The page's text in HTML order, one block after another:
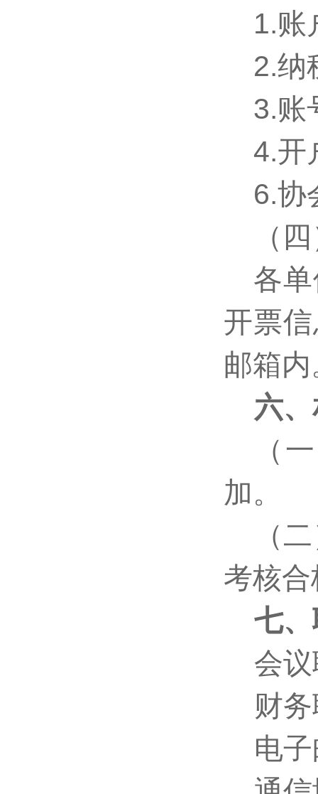
1.账
2.纳
3.账
4.开
6.协
（
各
开票
邮箱内
六
（
加。
（
考核
七
会
财
电